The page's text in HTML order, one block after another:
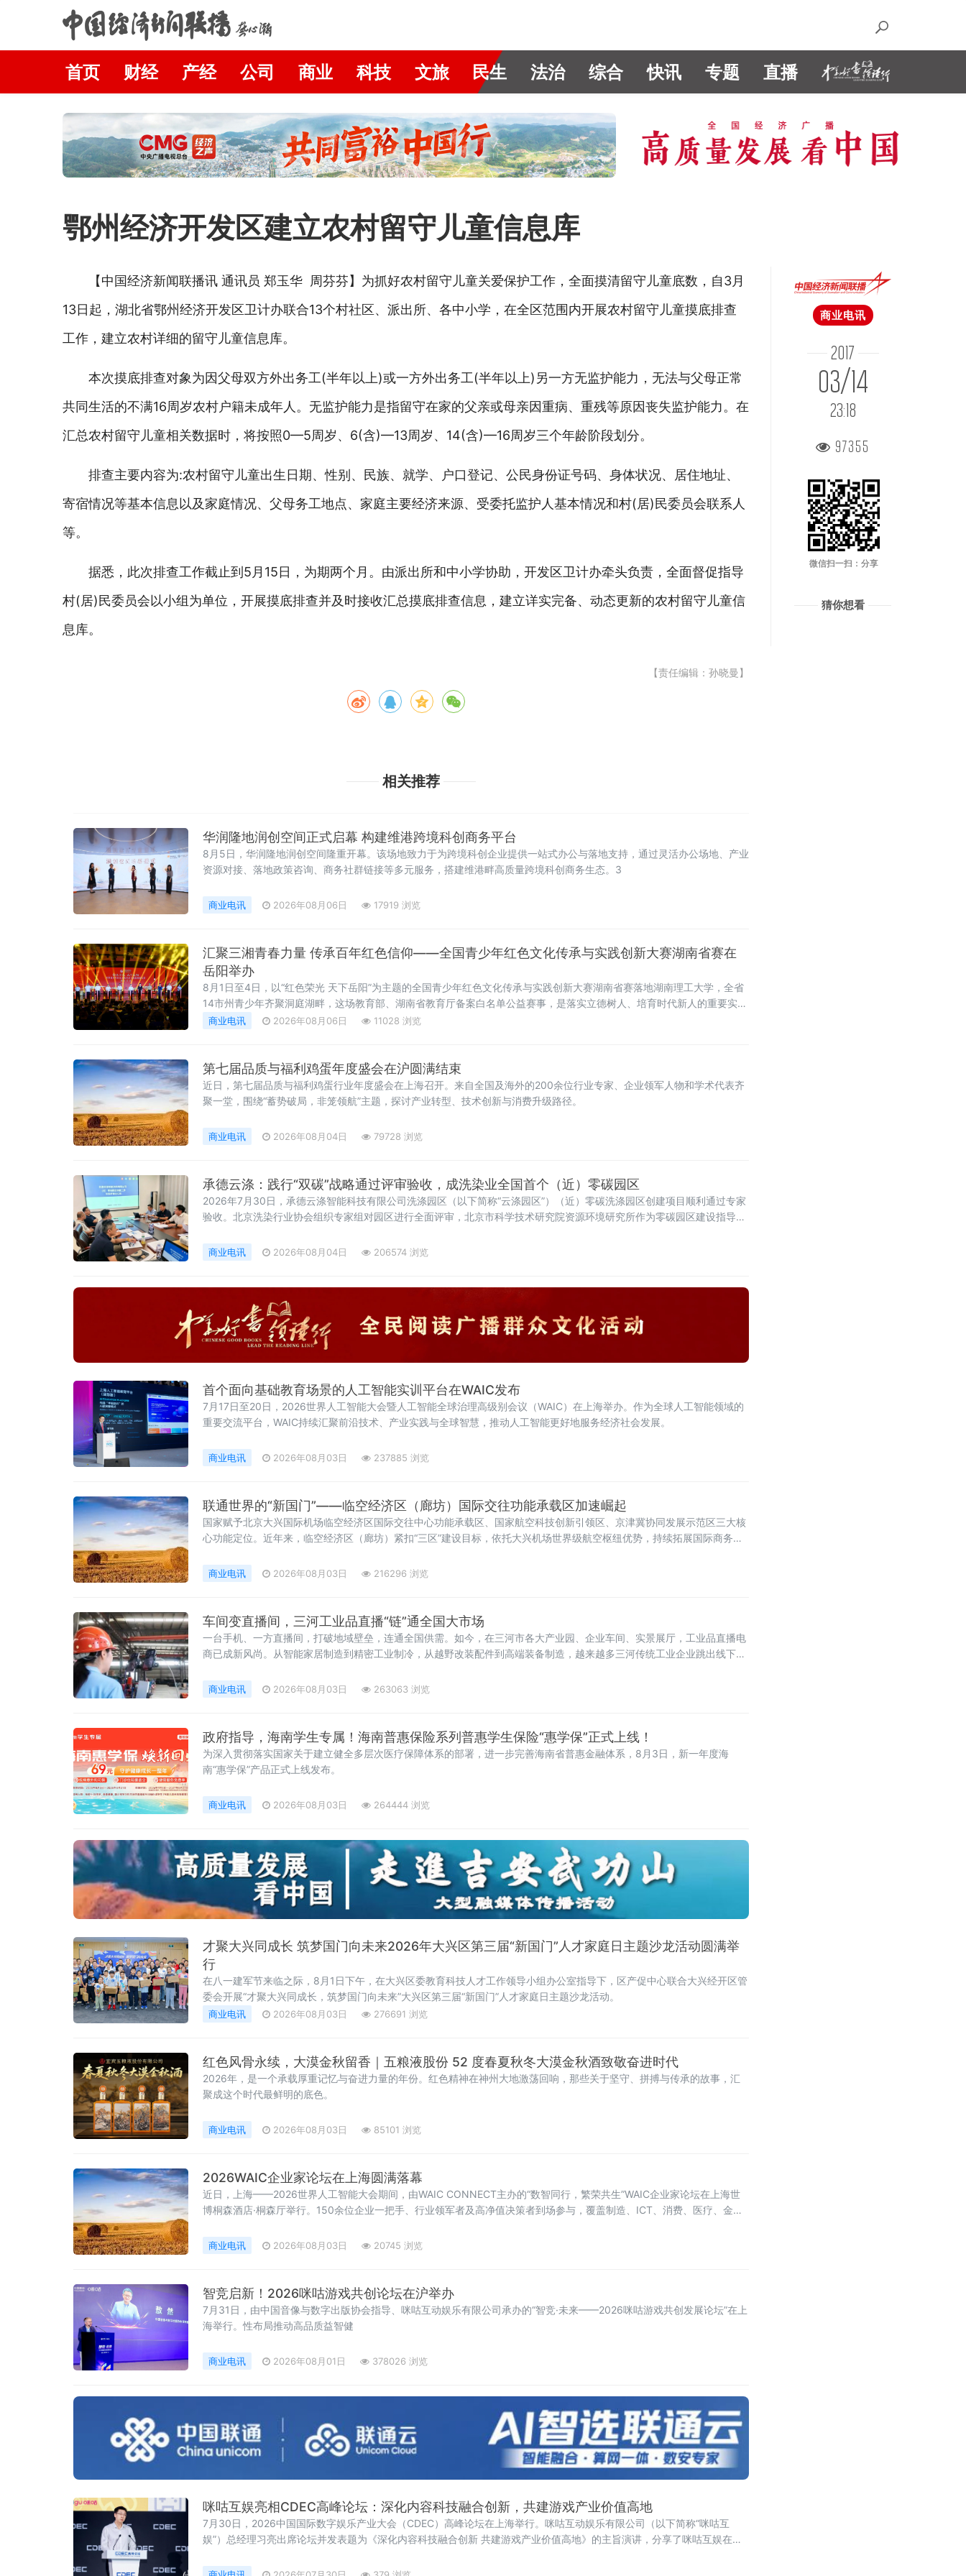
首页 财经 产经 公司 商业 科技 文旅 民生 法治 综合 快讯 专题 直播
鄂州经济开发区建立农村留守儿童信息库
【中国经济新闻联播讯 通讯员 郑玉华 周芬芬】为抓好农村留守儿童关爱保护工作，全面摸清留守儿童底数，自3月
13日起，湖北省鄂州经济开发区卫计办联合13个村社区、派出所、各中小学，在全区范围内开展农村留守儿童摸底排查
工作，建立农村详细的留守儿童信息库。
本次摸底排查对象为因父母双方外出务工(半年以上)或一方外出务工(半年以上)另一方无监护能力，无法与父母正常
共同生活的不满16周岁农村户籍未成年人。无监护能力是指留守在家的父亲或母亲因重病、重残等原因丧失监护能力。在
汇总农村留守儿童相关数据时，将按照0—5周岁、6(含)—13周岁、14(含)—16周岁三个年龄阶段划分。
排查主要内容为:农村留守儿童出生日期、性别、民族、就学、户口登记、公民身份证号码、身体状况、居住地址、
寄宿情况等基本信息以及家庭情况、父母务工地点、家庭主要经济来源、受委托监护人基本情况和村(居)民委员会联系人
等。
据悉，此次排查工作截止到5月15日，为期两个月。由派出所和中小学协助，开发区卫计办牵头负责，全面督促指导
村(居)民委员会以小组为单位，开展摸底排查并及时接收汇总摸底排查信息，建立详实完备、动态更新的农村留守儿童信
息库。
【责任编辑：孙晓曼】
相关推荐
华润隆地润创空间正式启幕 构建维港跨境科创商务平台
8月5日，华润隆地润创空间隆重开幕。该场地致力于为跨境科创企业提供一站式办公与落地支持，通过灵活办公场地、产业
资源对接、落地政策咨询、商务社群链接等多元服务，搭建维港畔高质量跨境科创商务生态。3
商业电讯 2026年08月06日 17919 浏览
汇聚三湘青春力量 传承百年红色信仰——全国青少年红色文化传承与实践创新大赛湖南省赛在
岳阳举办
8月1日至4日，以“红色荣光 天下岳阳”为主题的全国青少年红色文化传承与实践创新大赛湖南省赛落地湖南理工大学，全省
14市州青少年齐聚洞庭湖畔，这场教育部、湖南省教育厅备案白名单公益赛事，是落实立德树人、培育时代新人的重要实
践。
商业电讯 2026年08月06日 11028 浏览
第七届品质与福利鸡蛋年度盛会在沪圆满结束
近日，第七届品质与福利鸡蛋行业年度盛会在上海召开。来自全国及海外的200余位行业专家、企业领军人物和学术代表齐
聚一堂，围绕“蓄势破局，非笼领航”主题，探讨产业转型、技术创新与消费升级路径。
商业电讯 2026年08月04日 79728 浏览
承德云涤：践行“双碳”战略通过评审验收，成洗染业全国首个（近）零碳园区
2026年7月30日，承德云涤智能科技有限公司洗涤园区（以下简称“云涤园区”）（近）零碳洗涤园区创建项目顺利通过专家
验收。北京洗染行业协会组织专家组对园区进行全面评审，北京市科学技术研究院资源环境研究所作为零碳园区建设指导单
商业电讯 2026年08月04日 206574 浏览
首个面向基础教育场景的人工智能实训平台在WAIC发布
7月17日至20日，2026世界人工智能大会暨人工智能全球治理高级别会议（WAIC）在上海举办。作为全球人工智能领域的
重要交流平台，WAIC持续汇聚前沿技术、产业实践与全球智慧，推动人工智能更好地服务经济社会发展。
商业电讯 2026年08月03日 237885 浏览
联通世界的“新国门”——临空经济区（廊坊）国际交往功能承载区加速崛起
国家赋予北京大兴国际机场临空经济区国际交往中心功能承载区、国家航空科技创新引领区、京津冀协同发展示范区三大核
心功能定位。近年来，临空经济区（廊坊）紧扣“三区”建设目标，依托大兴机场世界级航空枢纽优势，持续拓展国际商务交
分量愈发厚重。
商业电讯 2026年08月03日 216296 浏览
车间变直播间，三河工业品直播“链”通全国大市场
一台手机、一方直播间，打破地域壁垒，连通全国供需。如今，在三河市各大产业园、企业车间、实景展厅，工业品直播电
商已成新风尚。从智能家居制造到精密工业制冷，从越野改装配件到高端装备制造，越来越多三河传统工业企业跳出线下经
商业电讯 2026年08月03日 263063 浏览
政府指导，海南学生专属！海南普惠保险系列普惠学生保险“惠学保”正式上线！
为深入贯彻落实国家关于建立健全多层次医疗保障体系的部署，进一步完善海南省普惠金融体系，8月3日，新一年度海
南“惠学保”产品正式上线发布。
商业电讯 2026年08月03日 264444 浏览
才聚大兴同成长 筑梦国门向未来2026年大兴区第三届“新国门”人才家庭日主题沙龙活动圆满举
行
在八一建军节来临之际，8月1日下午，在大兴区委教育科技人才工作领导小组办公室指导下，区产促中心联合大兴经开区管
委会开展“才聚大兴同成长，筑梦国门向未来”大兴区第三届“新国门”人才家庭日主题沙龙活动。
商业电讯 2026年08月03日 276691 浏览
红色风骨永续，大漠金秋留香｜五粮液股份 52 度春夏秋冬大漠金秋酒致敬奋进时代
2026年，是一个承载厚重记忆与奋进力量的年份。红色精神在神州大地激荡回响，那些关于坚守、拼搏与传承的故事，汇
聚成这个时代最鲜明的底色。
商业电讯 2026年08月03日 85101 浏览
2026WAIC企业家论坛在上海圆满落幕
近日，上海——2026世界人工智能大会期间，由WAIC CONNECT主办的“数智同行，繁荣共生”WAIC企业家论坛在上海世
博桐森酒店·桐森厅举行。150余位企业一把手、行业领军者及高净值决策者到场参与，覆盖制造、ICT、消费、医疗、金融
商业电讯 2026年08月03日 20745 浏览
智竞启新！2026咪咕游戏共创论坛在沪举办
7月31日，由中国音像与数字出版协会指导、咪咕互动娱乐有限公司承办的“智竞·未来——2026咪咕游戏共创发展论坛”在上
海举行。性布局推动高品质益智健
商业电讯 2026年08月01日 378026 浏览
咪咕互娱亮相CDEC高峰论坛：深化内容科技融合创新，共建游戏产业价值高地
7月30日，2026中国国际数字娱乐产业大会（CDEC）高峰论坛在上海举行。咪咕互动娱乐有限公司（以下简称“咪咕互
娱”）总经理习亮出席论坛并发表题为《深化内容科技融合创新 共建游戏产业价值高地》的主旨演讲，分享了咪咕互娱在游
商业电讯
2017
03/14
23:18
97355
微信扫一扫：分享
猜你想看